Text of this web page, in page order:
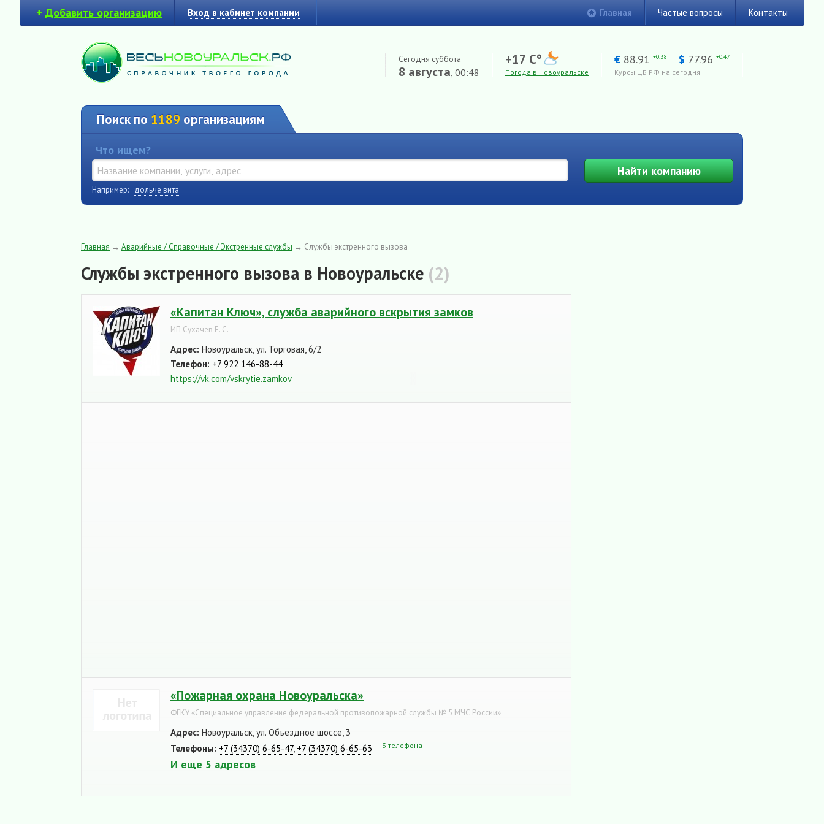
+ Добавить организацию Вход в кабинет компании Главная Частые вопросы Контакты
Сегодня суббота
8 августа, 00:48
+17 C°
Погода в Новоуральске
€ 88.91 +0.38 $ 77.96 +0.47
Курсы ЦБ РФ на сегодня
Поиск по 1189 организациям
Что ищем?
Найтикомпанию
Например: дольче вита
Главная → Аварийные / Справочные / Экстренные службы → Службы экстренного вызова
Службы экстренного вызова в Новоуральске (2)
«Капитан Ключ», служба аварийного вскрытия замков
ИП Сухачев Е. С.
Адрес: Новоуральск, ул. Торговая, 6/2
Телефон: +7 922 146-88-44
https://vk.com/vskrytie.zamkov
«Пожарная охрана Новоуральска»
ФГКУ «Специальное управление федеральной противопожарной службы № 5 МЧС России»
Адрес: Новоуральск, ул. Объездное шоссе, 3
Телефоны: +7 (34370) 6-65-47, +7 (34370) 6-65-63 +3 телефона
И еще 5 адресов